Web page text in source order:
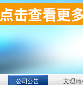
公司公告 一文理清